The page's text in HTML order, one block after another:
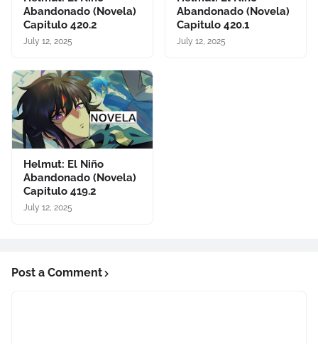
Abandonado (Novela)
Capitulo 420.2
July 12, 2025
Abandonado (Novela)
Capitulo 420.1
July 12, 2025
Helmut: El Niño
Abandonado (Novela)
Capitulo 419.2
July 12, 2025
Post a Comment